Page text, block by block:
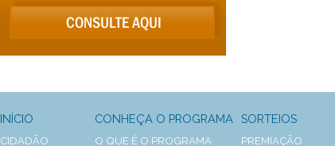
INÍCIO
CIDADÃO
CONHEÇA O PROGRAMA
O QUE É O PROGRAMA
SORTEIOS
PREMIAÇÃO